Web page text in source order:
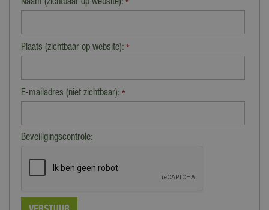
Naam (zichtbaar op website): *
Plaats (zichtbaar op website): *
E-mailadres (niet zichtbaar): *
Beveiligingscontrole: